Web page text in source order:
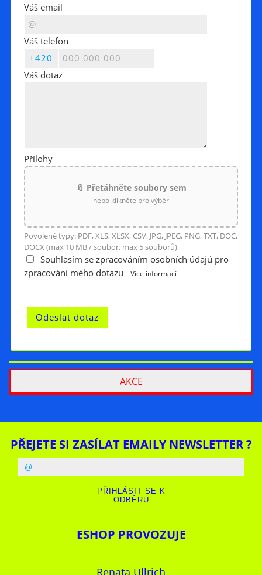
Váš email
Váš telefon
Váš dotaz
Přílohy
📎 Přetáhněte soubory sem
nebo klikněte pro výběr
Povolené typy: PDF, XLS, XLSX, CSV, JPG, JPEG, PNG, TXT, DOC,
DOCX (max 10 MB / soubor, max 5 souborů)
Souhlasím se zpracováním osobních údajů pro
zpracování mého dotazu
Více informací
AKCE
PŘEJETE SI ZASÍLAT EMAILY NEWSLETTER ?
ESHOP PROVOZUJE
Renata Ullrich